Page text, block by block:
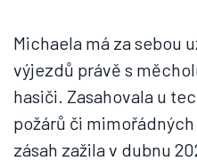
Michaela má za sebou
výjezdů právě s
hasiči. Zasahovala u
požárů či
zásah zažila v dubnu